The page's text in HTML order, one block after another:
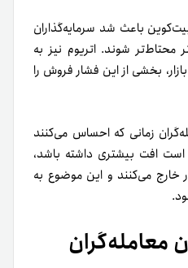
باعث شد سرمایه‌گذاران
محتاط‌تر شوند. اتریوم نیز به
بخشی از این فشار فروش را
زمانی که احساس می‌کنند
افت بیشتری داشته باشد،
خارج می‌کنند و این موضوع به
معامله‌گران